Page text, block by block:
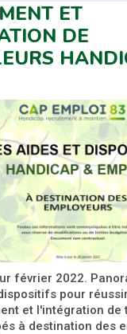
ET
DE
février 2022.
pour
et l'intégration de
à destination des